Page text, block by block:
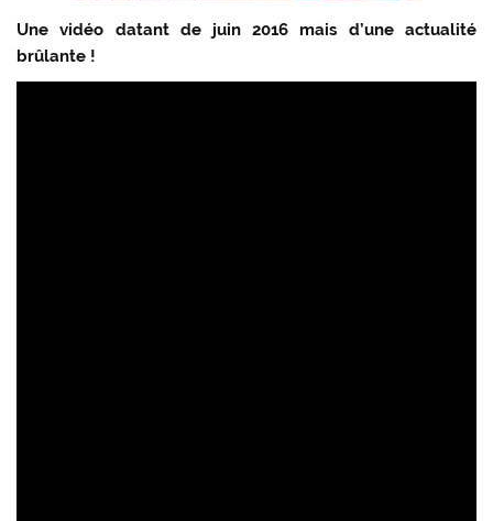
Une vidéo datant de juin 2016 mais d’une actualité
brûlante !